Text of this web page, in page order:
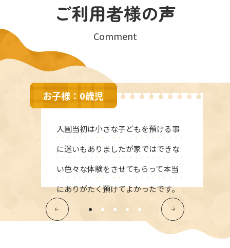
ご利用者様の声
Comment
お子様：0歳児
入園当初は小さな子どもを預ける事
に迷いもありましたが家ではできな
い色々な体験をさせてもらって本当
にありがたく預けてよかったです。